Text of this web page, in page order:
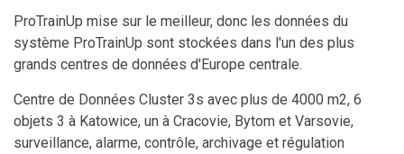
ProTrainUp mise sur le meilleur, donc les données du
système ProTrainUp sont stockées dans l'un des plus
grands centres de données d'Europe centrale.
Centre de Données Cluster 3s avec plus de 4000 m2, 6
objets 3 à Katowice, un à Cracovie, Bytom et Varsovie,
surveillance, alarme, contrôle, archivage et régulation